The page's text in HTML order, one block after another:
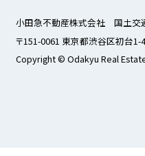
小田急不動産株式会社 国土交
〒151-0061 東京都渋谷区初台1-
Copyright © Odakyu Real